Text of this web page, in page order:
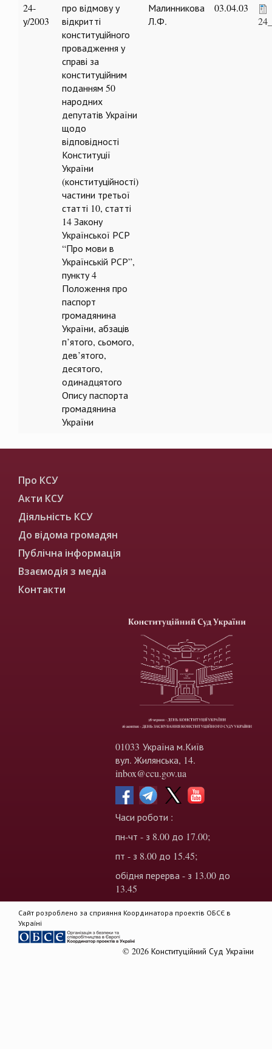
24-
у/2003
про відмову у
відкритті
конституційного
провадження у
справі за
конституційним
поданням 50
народних
депутатів України
щодо
відповідності
Конституції
України
(конституційності)
частини третьої
статті 10, статті
14 Закону
Української РСР
“Про мови в
Українській РСР”,
пункту 4
Положення про
паспорт
громадянина
України, абзаців
п’ятого, сьомого,
дев’ятого,
десятого,
одинадцятого
Опису паспорта
громадянина
України
Малинникова
Л.Ф.
03.04.03
Про КСУ
Акти КСУ
Діяльність КСУ
До відома громадян
Публічна інформація
Взаємодія з медіа
Контакти
01033 Україна м.Київ
вул. Жилянська, 14.
inbox@ccu.gov.ua
Часи роботи :
пн-чт - з 8.00 до 17.00;
пт - з 8.00 до 15.45;
обідня перерва - з 13.00 до
13.45
Сайт розроблено за сприяння Координатора проектів ОБСЄ в
Україні
© 2026 Конституційний Суд України